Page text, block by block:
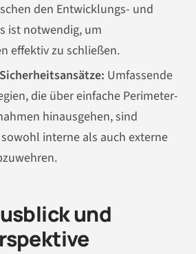
den Entwicklungs- und
ist notwendig, um
effektiv zu schließen.
Umfassende
die über einfache Perimeter-
hinausgehen, sind
interne als auch externe
und